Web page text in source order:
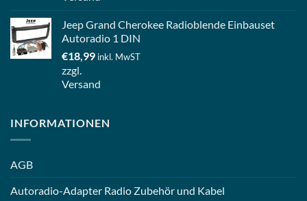
Jeep Grand Cherokee Radioblende Einbauset
Autoradio 1 DIN
€18,99 inkl. MwST
zzgl.
Versand
INFORMATIONEN
AGB
Autoradio-Adapter Radio Zubehör und Kabel